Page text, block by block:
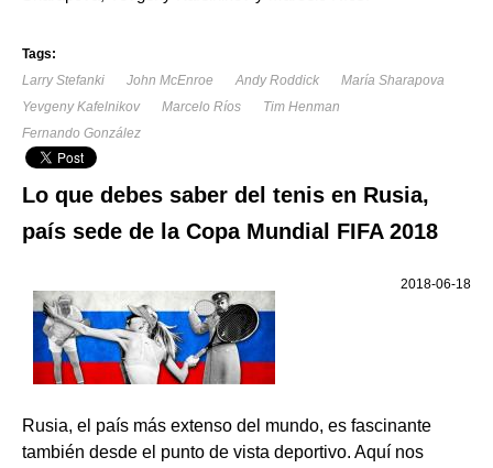
Tags:
Larry Stefanki
John McEnroe Andy Roddick
María Sharapova
Yevgeny Kafelnikov
Marcelo Ríos
Tim Henman
Fernando González
Lo que debes saber del tenis en Rusia,
país sede de la Copa Mundial FIFA 2018
2018-06-18
Rusia, el país más extenso del mundo, es fascinante
también desde el punto de vista deportivo. Aquí nos